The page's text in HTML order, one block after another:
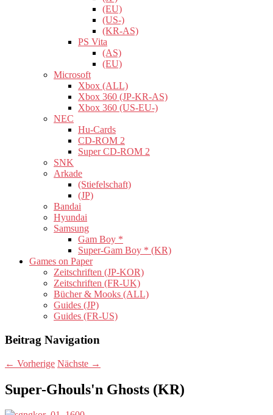
(EU)
(US-)
(KR-AS)
PS Vita
(AS)
(EU)
Microsoft
Xbox (ALL)
Xbox 360 (JP-KR-AS)
Xbox 360 (US-EU-)
NEC
Hu-Cards
CD-ROM 2
Super CD-ROM 2
SNK
Arkade
(Stiefelschaft)
(JP)
Bandai
Hyundai
Samsung
Gam Boy *
Super-Gam Boy * (KR)
Games on Paper
Zeitschriften (JP-KOR)
Zeitschriften (FR-UK)
Bücher & Mooks (ALL)
Guides (JP)
Guides (FR-US)
Beitrag Navigation
← Vorherige Nächste →
Super-Ghouls'n Ghosts (KR)